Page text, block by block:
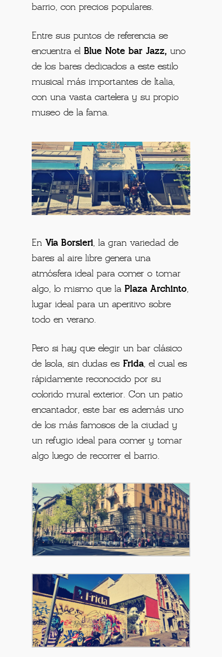
barrio, con precios populares.
Entre sus puntos de referencia se
encuentra el Blue Note bar Jazz, uno
de los bares dedicados a este estilo
musical más importantes de Italia,
con una vasta cartelera y su propio
museo de la fama.
En Vía Borsieri, la gran variedad de
bares al aire libre genera una
atmósfera ideal para comer o tomar
algo, lo mismo que la Plaza Archinto,
lugar ideal para un aperitivo sobre
todo en verano.
Pero si hay que elegir un bar clásico
de Isola, sin dudas es Frida, el cual es
rápidamente reconocido por su
colorido mural exterior. Con un patio
encantador, este bar es además uno
de los más famosos de la ciudad y
un refugio ideal para comer y tomar
algo luego de recorrer el barrio.